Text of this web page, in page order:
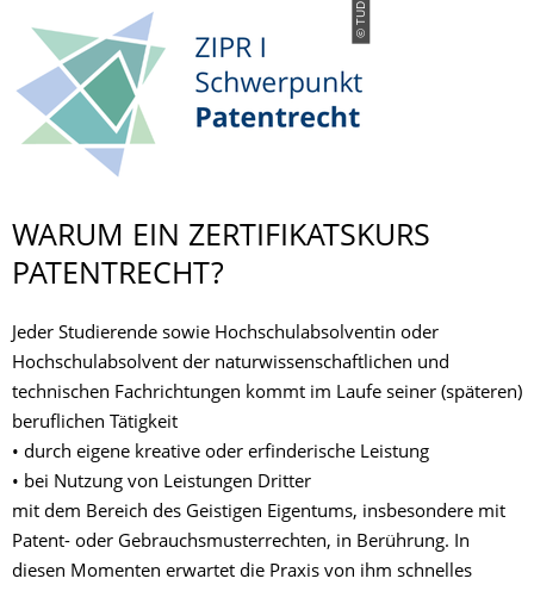
© TUD
WARUM EIN ZERTIFIKATSKURS
PATENTRECHT?
Jeder Studierende sowie Hochschulabsolventin oder
Hochschulabsolvent der naturwissenschaftlichen und
technischen Fachrichtungen kommt im Laufe seiner (späteren)
beruflichen Tätigkeit
• durch eigene kreative oder erfinderische Leistung
• bei Nutzung von Leistungen Dritter
mit dem Bereich des Geistigen Eigentums, insbesondere mit
Patent- oder Gebrauchsmusterrechten, in Berührung. In
diesen Momenten erwartet die Praxis von ihm schnelles